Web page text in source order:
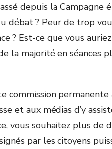
depuis la Campagne
débat ? Peur de trop
? Est-ce que vous
la majorité en séances
commission permanente
et aux médias d’y
vous souhaitez plus de
par les citoyens